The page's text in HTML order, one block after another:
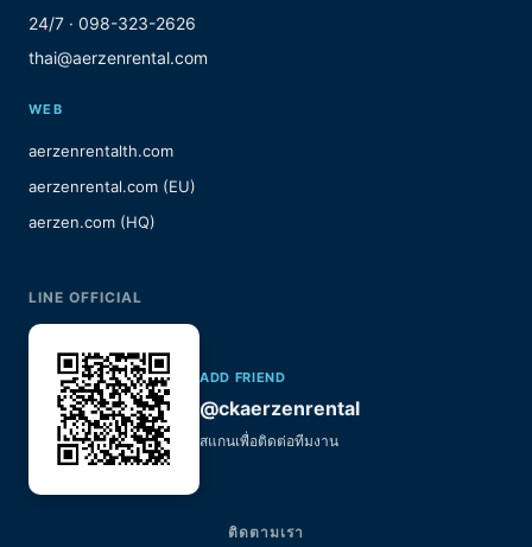
24/7 · 098-323-2626
thai@aerzenrental.com
WEB
aerzenrentalth.com
aerzenrental.com (EU)
aerzen.com (HQ)
LINE OFFICIAL
ADD FRIEND
@ckaerzenrental
สแกนเพื่อติดต่อทีมงาน
ติดตามเรา